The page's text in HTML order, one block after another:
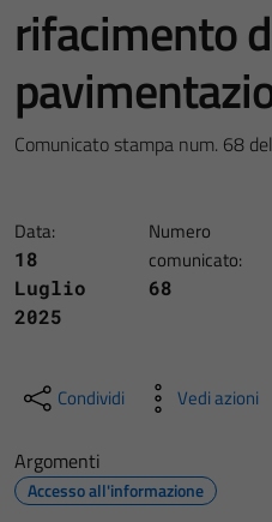
rifacimento
Comunicato stampa num. 68
Data:
18
Luglio
2025
Numero
comunicato:
68
Condividi Vedi azioni
Argomenti
Accesso all'informazione